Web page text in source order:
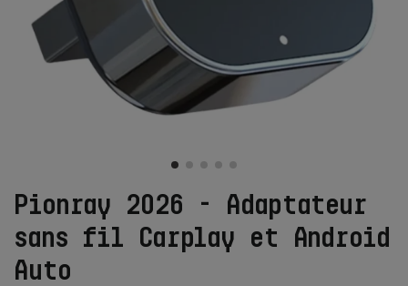
Pionray 2026 - Adaptateur
sans fil Carplay et Android
Auto